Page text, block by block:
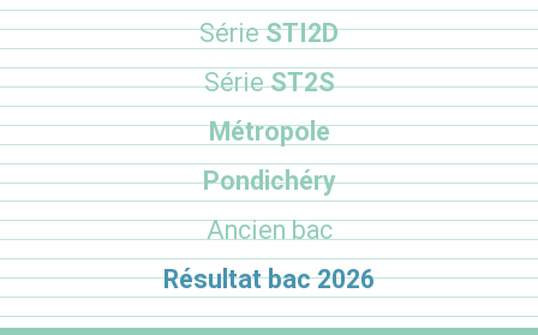
SérieSTI2D
SérieST2S
Métropole
Pondichéry
Ancien bac
Résultat bac 2026